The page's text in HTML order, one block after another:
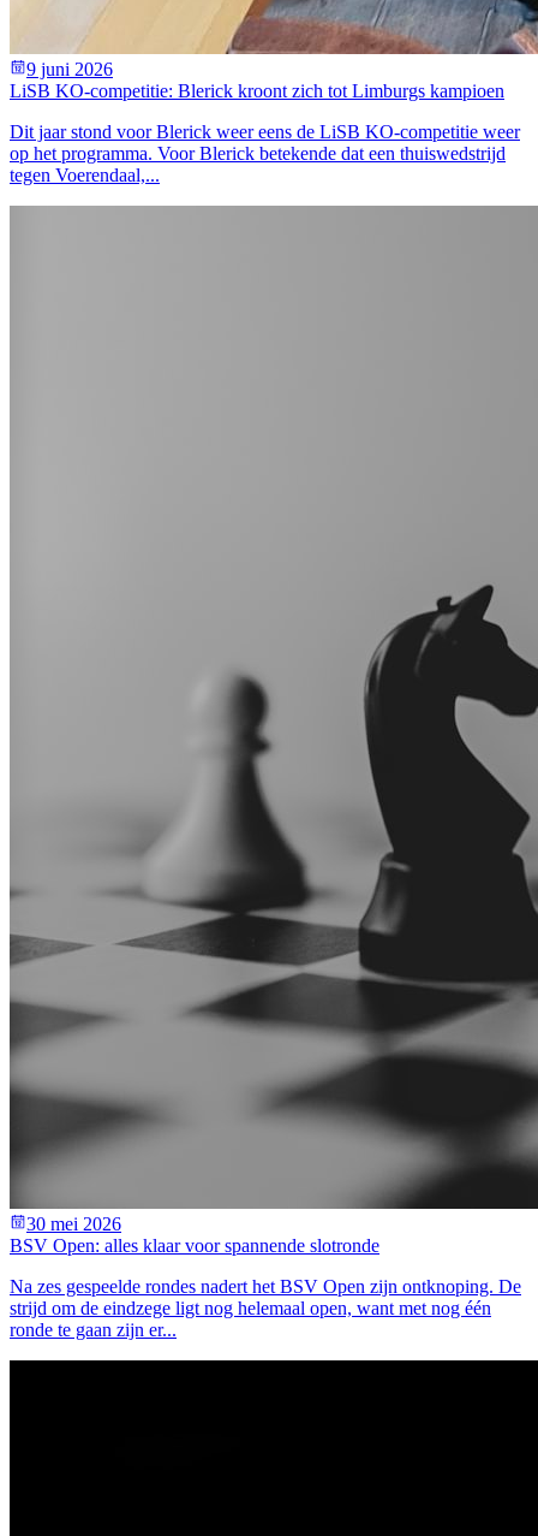
9 juni 2026
LiSB KO-competitie: Blerick kroont zich tot Limburgs kampioen
Dit jaar stond voor Blerick weer eens de LiSB KO-competitie weer
op het programma. Voor Blerick betekende dat een thuiswedstrijd
tegen Voerendaal,...
30 mei 2026
BSV Open: alles klaar voor spannende slotronde
Na zes gespeelde rondes nadert het BSV Open zijn ontknoping. De
strijd om de eindzege ligt nog helemaal open, want met nog één
ronde te gaan zijn er...